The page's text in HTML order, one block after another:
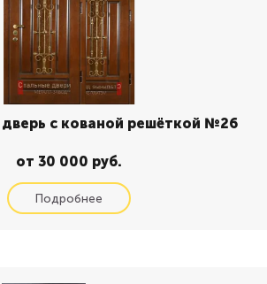
с кованой решёткой №26
от 30 000 руб.